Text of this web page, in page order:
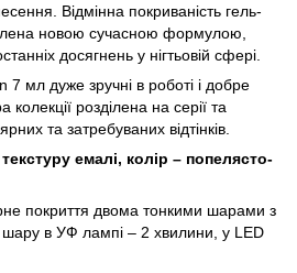
Відмінна покриваність гель-
новою сучасною формулою,
досягнень у нігтьовій сфері.
7 мл дуже зручні в роботі і добре
розділена на серії та
та затребуваних відтінків.
емалі, колір – попелясто-
покриття двома тонкими шарами з
шару в УФ лампі – 2 хвилини, у LED